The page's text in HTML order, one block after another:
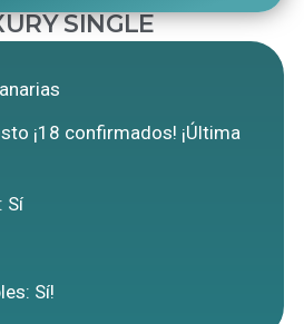
SINGLE
¡18 confirmados! ¡Última
Sí
Sí!